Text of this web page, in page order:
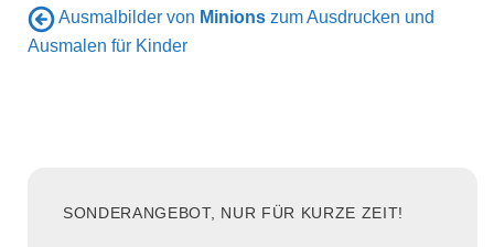
Ausmalbilder von Minions zum Ausdrucken und
Ausmalen für Kinder
SONDERANGEBOT, NUR FÜR KURZE ZEIT!